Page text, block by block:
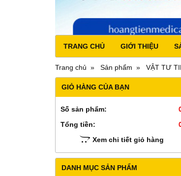
TRANG CHỦ GIỚI THIỆU
Trang chủ Sản phẩm VẬT TƯ
GIỎ HÀNG CỦA BẠN
Số sản phẩm:
Tổng tiền:
Xem chi tiết giỏ hàng
DANH MỤC SẢN PHẨM